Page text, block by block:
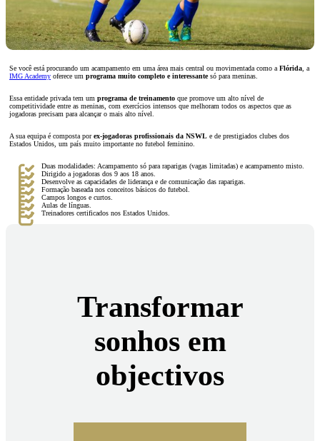
Se você está procurando um acampamento em uma área mais central ou movimentada como a Flórida , a
IMG Academy oferece um programa muito completo e interessantesó para meninas.
Essa entidade privada tem um programa de treinamento que promove um alto nível de
competitividade entre as meninas, com exercícios intensos que melhoram todos os aspectos que as
jogadoras precisam para alcançar o mais alto nível.
A sua equipa é composta porex-jogadoras profissionais da NSWL e de prestigiados clubes dos
Estados Unidos, um país muito importante no futebol feminino.
Duas modalidades: Acampamento só para raparigas (vagas limitadas) e acampamento misto.
Dirigido a jogadoras dos 9 aos 18 anos.
Desenvolve as capacidades de liderança e de comunicação das raparigas.
Formação baseada nos conceitos básicos do futebol.
Campos longos e curtos.
Aulas de línguas.
Treinadores certificados nos Estados Unidos.
Transformar
sonhos em
objectivos